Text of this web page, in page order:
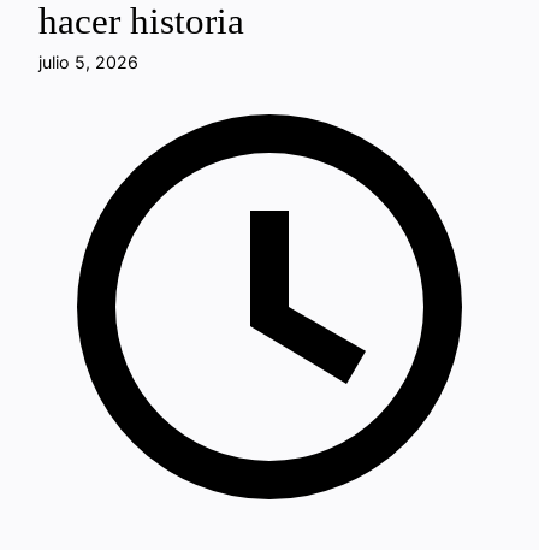
hacer historia
julio 5, 2026